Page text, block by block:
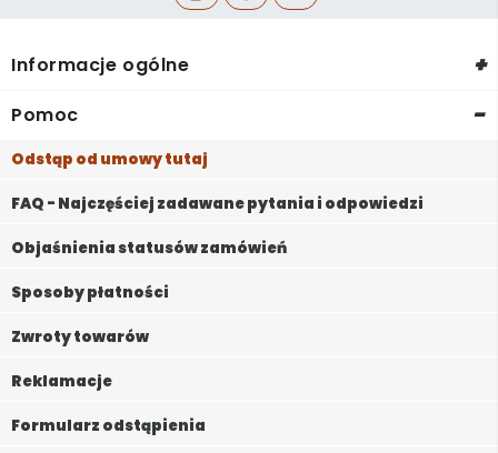
Informacje ogólne +
Pomoc -
Odstąp od umowy tutaj
FAQ - Najczęściej zadawane pytania i odpowiedzi
Objaśnienia statusów zamówień
Sposoby płatności
Zwroty towarów
Reklamacje
Formularz odstąpienia